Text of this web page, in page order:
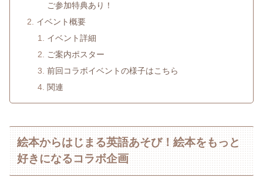
ご参加特典あり！
イベント概要
イベント詳細
ご案内ポスター
前回コラボイベントの様子はこちら
関連
絵本からはじまる英語あそび！絵本をもっと
好きになるコラボ企画